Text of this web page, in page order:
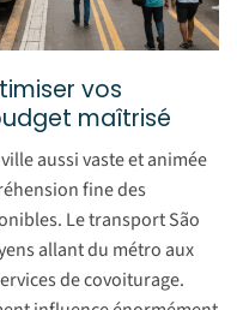
vos
maîtrisé
aussi vaste et animée
fine des
Le transport São
allant du métro aux
de covoiturage.